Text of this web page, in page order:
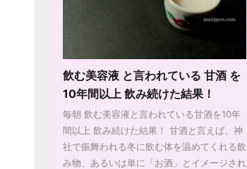
飲む美容液 と言われている 甘酒 を
10年間以上 飲み続けた結果！
毎朝 飲む美容液と言われている甘酒を10年
間以上 飲み続けた結果！ 甘酒と言えば、神
社で振舞われる冬に飲む体を温めてくれる飲
み物、あるいは単に「お酒」とイメージされ